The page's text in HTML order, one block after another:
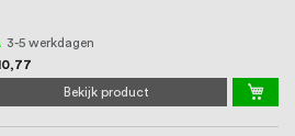
3-5 werkdagen
Bekijk product